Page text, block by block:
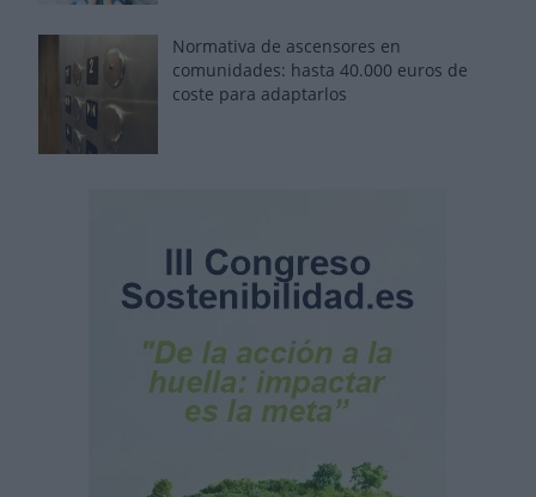
Normativa de ascensores en
comunidades: hasta 40.000 euros de
coste para adaptarlos